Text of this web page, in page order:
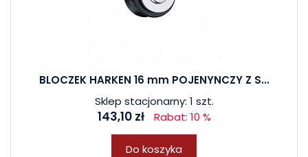
BLOCZEK HARKEN 16 mm POJENYNCZY Z S...
Sklep stacjonarny: 1 szt.
143,10 zł Rabat: 10 %
Do koszyka